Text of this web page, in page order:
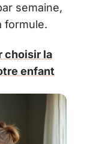
semaine,
formule.
choisir la
enfant